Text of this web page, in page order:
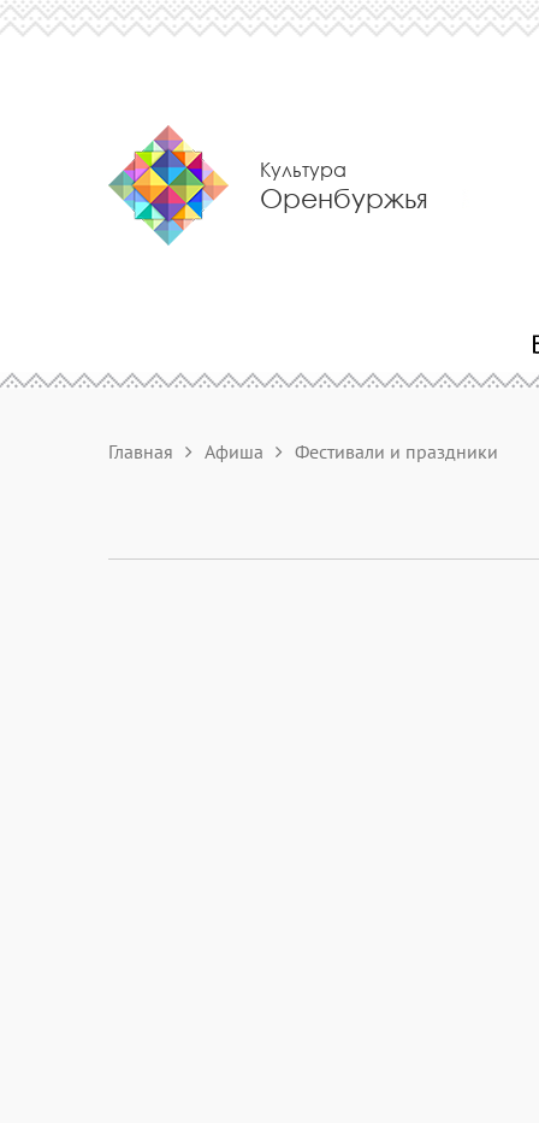
Культура
Оренбуржья
Главная Афиша Фестивали и праздники